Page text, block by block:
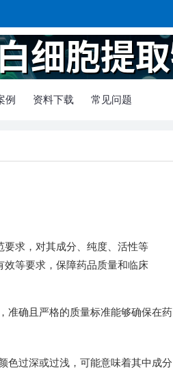
例 资料下载 常见问题
求，对其成分、纯度、活性等
等要求，保障药品质量和临床
准确且严格的质量标准能够确保在药
色过深或过浅，可能意味着其中成分